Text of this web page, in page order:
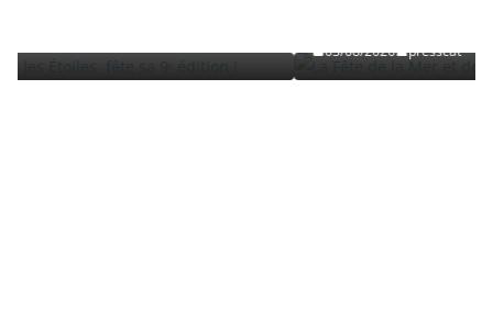
03/08/2026 presscat